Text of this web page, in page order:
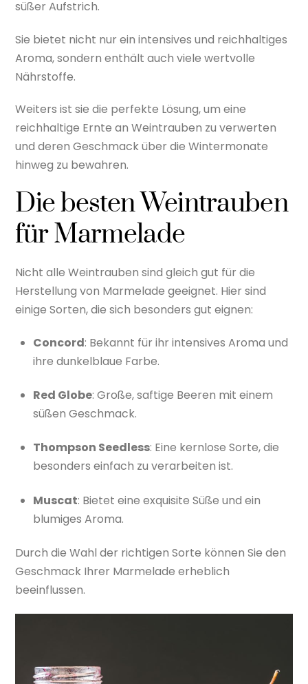
süßer Aufstrich.
Sie bietet nicht nur ein intensives und reichhaltiges
Aroma, sondern enthält auch viele wertvolle
Nährstoffe.
Weiters ist sie die perfekte Lösung, um eine
reichhaltige Ernte an Weintrauben zu verwerten
und deren Geschmack über die Wintermonate
hinweg zu bewahren.
Die besten Weintrauben
für Marmelade
Nicht alle Weintrauben sind gleich gut für die
Herstellung von Marmelade geeignet. Hier sind
einige Sorten, die sich besonders gut eignen:
Concord: Bekannt für ihr intensives Aroma und
ihre dunkelblaue Farbe.
Red Globe: Große, saftige Beeren mit einem
süßen Geschmack.
Thompson Seedless: Eine kernlose Sorte, die
besonders einfach zu verarbeiten ist.
Muscat: Bietet eine exquisite Süße und ein
blumiges Aroma.
Durch die Wahl der richtigen Sorte können Sie den
Geschmack Ihrer Marmelade erheblich
beeinflussen.